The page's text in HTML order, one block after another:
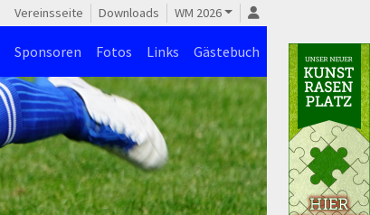
Vereinsseite Downloads WM 2026
Sponsoren Fotos Links Gästebuch